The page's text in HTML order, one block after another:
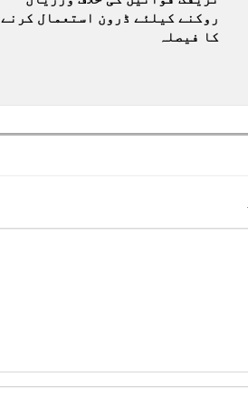
روکنے کیلئے ڈرون استعمال کرنے
کا فیصلہ